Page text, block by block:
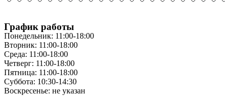
График работы
Понедельник: 11:00-18:00
Вторник: 11:00-18:00
Среда: 11:00-18:00
Четверг: 11:00-18:00
Пятница: 11:00-18:00
Суббота: 10:30-14:30
Воскресенье: не указан